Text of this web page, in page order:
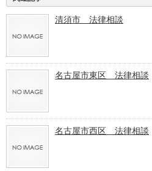
清須市 法律相談
名古屋市東区 法律相談
名古屋市西区 法律相談